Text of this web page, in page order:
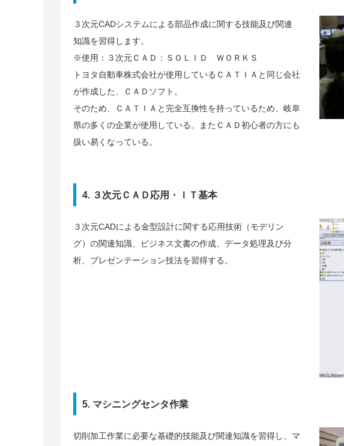
３次元CADシステムによる部品作成に関する技能及び関連
知識を習得します。
※使用：３次元ＣＡＤ：ＳＯＬＩＤ ＷＯＲＫＳ
トヨタ自動車株式会社が使用しているＣＡＴＩＡと同じ会社
が作成した、ＣＡＤソフト。
そのため、ＣＡＴＩＡと完全互換性を持っているため、岐阜
県の多くの企業が使用している。またＣＡＤ初心者の方にも
扱い易くなっている。
4. ３次元ＣＡＤ応用・ＩＴ基本
３次元CADによる金型設計に関する応用技術（モデリン
グ）の関連知識、ビジネス文書の作成、データ処理及び分
析、プレゼンテーション技法を習得する。
5. マシニングセンタ作業
切削加工作業に必要な基礎的技能及び関連知識を習得し、マ